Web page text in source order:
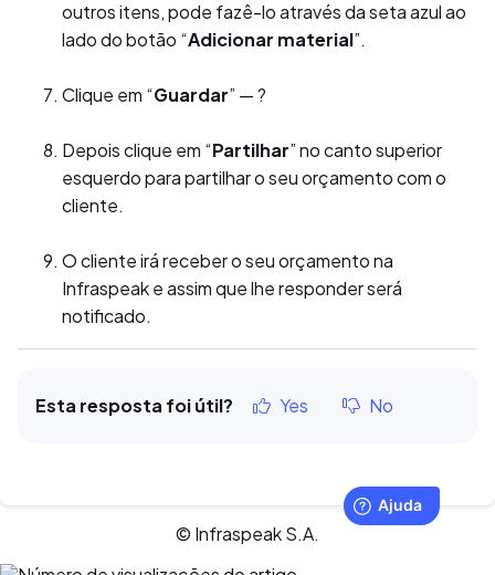
outros itens, pode fazê-lo através da seta azul ao
lado do botão “Adicionar material”.
Clique em “Guardar” — ?
Depois clique em “Partilhar” no canto superior
esquerdo para partilhar o seu orçamento com o
cliente.
O cliente irá receber o seu orçamento na
Infraspeak e assim que lhe responder será
notificado.
Esta resposta foi útil? Yes No
© Infraspeak S.A.